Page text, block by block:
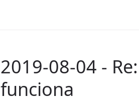
2019-08-04 -
funciona